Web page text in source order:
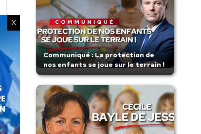
Communiqué : La protection de
nos enfants se joue sur le terrain !
X